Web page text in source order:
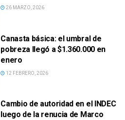
26 MARZO, 2026
Canasta básica: el umbral de
pobreza llegó a $1.360.000 en
enero
12 FEBRERO, 2026
Cambio de autoridad en el INDEC
luego de la renucia de Marco